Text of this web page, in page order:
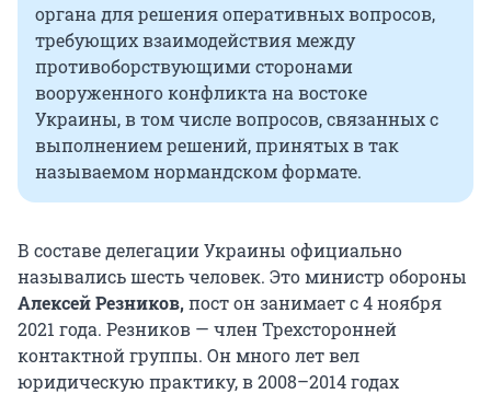
органа для решения оперативных вопросов,
требующих взаимодействия между
противоборствующими сторонами
вооруженного конфликта на востоке
Украины, в том числе вопросов, связанных с
выполнением решений, принятых в так
называемом нормандском формате.
В составе делегации Украины официально
назывались шесть человек. Это министр обороны
Алексей Резников,пост он занимает с 4 ноября
2021 года. Резников — член Трехсторонней
контактной группы. Он много лет вел
юридическую практику, в 2008–2014 годах